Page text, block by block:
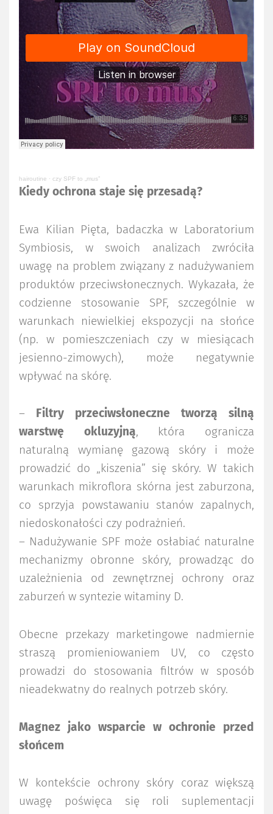
hairoutine · czy SPF to „mus”
Kiedy ochrona staje się przesadą?
Ewa Kilian Pięta, badaczka w Laboratorium
Symbiosis, w swoich analizach zwróciła
uwagę na problem związany z nadużywaniem
produktów przeciwsłonecznych. Wykazała, że
codzienne stosowanie SPF, szczególnie w
warunkach niewielkiej ekspozycji na słońce
(np. w pomieszczeniach czy w miesiącach
jesienno-zimowych), może negatywnie
wpływać na skórę.
–
Filtry przeciwsłoneczne tworzą silną
warstwę okluzyjną, która ogranicza
naturalną wymianę gazową skóry i może
prowadzić do „kiszenia” się skóry. W takich
warunkach mikroflora skórna jest zaburzona,
co sprzyja powstawaniu stanów zapalnych,
niedoskonałości czy podrażnień.
– Nadużywanie SPF może osłabiać naturalne
mechanizmy obronne skóry, prowadząc do
uzależnienia od zewnętrznej ochrony oraz
zaburzeń w syntezie witaminy D.
Obecne przekazy marketingowe nadmiernie
straszą promieniowaniem UV, co często
prowadzi do stosowania filtrów w sposób
nieadekwatny do realnych potrzeb skóry.
Magnez jako wsparcie w ochronie przed
słońcem
W kontekście ochrony skóry coraz większą
uwagę poświęca się roli suplementacji